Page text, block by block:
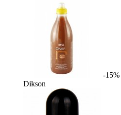
-15%
Dikson